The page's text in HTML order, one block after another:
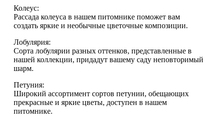
Колеус:
Рассада колеуса в нашем питомнике поможет вам
создать яркие и необычные цветочные композиции.
Лобулярия:
Сорта лобулярии разных оттенков, представленные в
нашей коллекции, придадут вашему саду неповторимый
шарм.
Петуния:
Широкий ассортимент сортов петунии, обещающих
прекрасные и яркие цветы, доступен в нашем
питомнике.